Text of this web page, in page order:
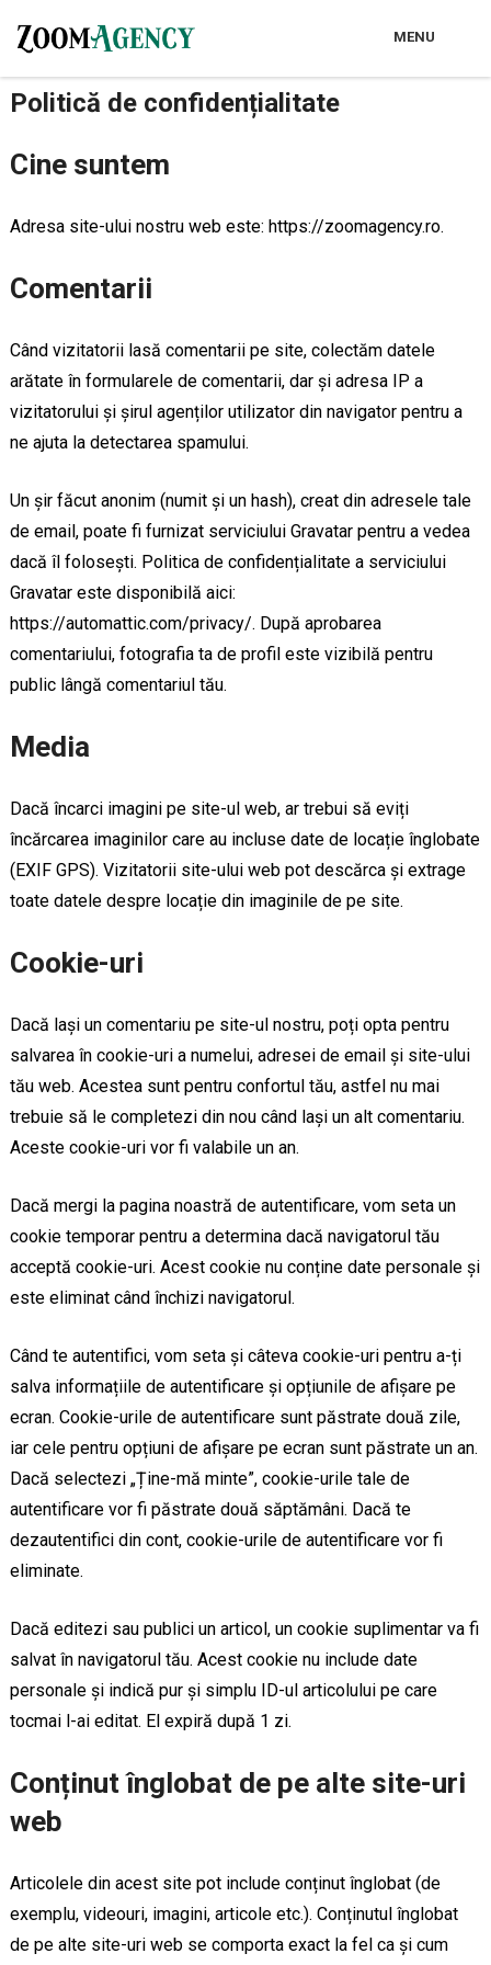
MENU
Politică de confidențialitate
Cine suntem
Adresa site-ului nostru web este: https://zoomagency.ro.
Comentarii
Când vizitatorii lasă comentarii pe site, colectăm datele
arătate în formularele de comentarii, dar și adresa IP a
vizitatorului și șirul agenților utilizator din navigator pentru a
ne ajuta la detectarea spamului.
Un șir făcut anonim (numit și un hash), creat din adresele tale
de email, poate fi furnizat serviciului Gravatar pentru a vedea
dacă îl folosești. Politica de confidențialitate a serviciului
Gravatar este disponibilă aici:
https://automattic.com/privacy/. După aprobarea
comentariului, fotografia ta de profil este vizibilă pentru
public lângă comentariul tău.
Media
Dacă încarci imagini pe site-ul web, ar trebui să eviți
încărcarea imaginilor care au incluse date de locație înglobate
(EXIF GPS). Vizitatorii site-ului web pot descărca și extrage
toate datele despre locație din imaginile de pe site.
Cookie-uri
Dacă lași un comentariu pe site-ul nostru, poți opta pentru
salvarea în cookie-uri a numelui, adresei de email și site-ului
tău web. Acestea sunt pentru confortul tău, astfel nu mai
trebuie să le completezi din nou când lași un alt comentariu.
Aceste cookie-uri vor fi valabile un an.
Dacă mergi la pagina noastră de autentificare, vom seta un
cookie temporar pentru a determina dacă navigatorul tău
acceptă cookie-uri. Acest cookie nu conține date personale și
este eliminat când închizi navigatorul.
Când te autentifici, vom seta și câteva cookie-uri pentru a-ți
salva informațiile de autentificare și opțiunile de afișare pe
ecran. Cookie-urile de autentificare sunt păstrate două zile,
iar cele pentru opțiuni de afișare pe ecran sunt păstrate un an.
Dacă selectezi „Ține-mă minte”, cookie-urile tale de
autentificare vor fi păstrate două săptămâni. Dacă te
dezautentifici din cont, cookie-urile de autentificare vor fi
eliminate.
Dacă editezi sau publici un articol, un cookie suplimentar va fi
salvat în navigatorul tău. Acest cookie nu include date
personale și indică pur și simplu ID-ul articolului pe care
tocmai l-ai editat. El expiră după 1 zi.
Conținut înglobat de pe alte site-uri
web
Articolele din acest site pot include conținut înglobat (de
exemplu, videouri, imagini, articole etc.). Conținutul înglobat
de pe alte site-uri web se comporta exact la fel ca și cum